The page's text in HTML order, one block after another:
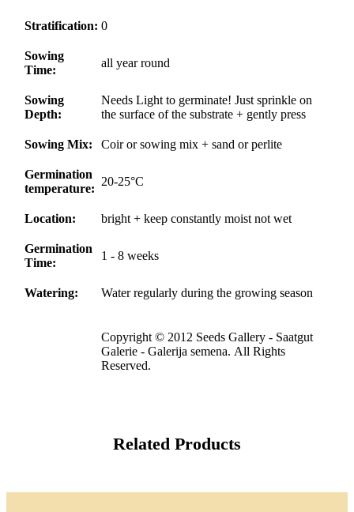
Stratification: 0
Sowing
Time:
all year round
Sowing
Depth:
Needs Light to germinate! Just sprinkle on
the surface of the substrate + gently press
Sowing Mix: Coir or sowing mix + sand or perlite
Germination
temperature:
20-25°C
Location: bright + keep constantly moist not wet
Germination
Time:
1 - 8 weeks
Watering: Water regularly during the growing season
Copyright © 2012 Seeds Gallery - Saatgut
Galerie - Galerija semena. All Rights
Reserved.
Related Products